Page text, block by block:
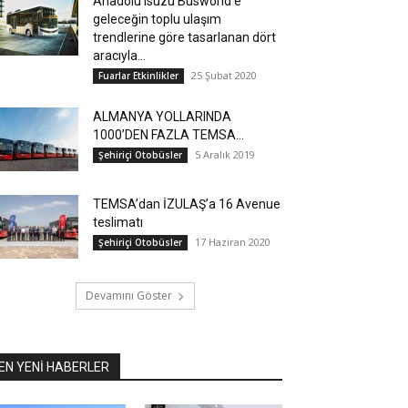
geleceğin toplu ulaşım
trendlerine göre tasarlanan dört
aracıyla...
Fuarlar Etkinlikler 25 Şubat 2020
ALMANYA YOLLARINDA
1000’DEN FAZLA TEMSA…
Şehiriçi Otobüsler 5 Aralık 2019
TEMSA’dan İZULAŞ’a 16 Avenue
teslimatı
Şehiriçi Otobüsler 17 Haziran 2020
Devamını Göster
YENİ HABERLER